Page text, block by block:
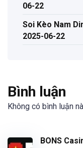
06-22
Soi Kèo Nam
2025-06-22
Bình luận
Không có bình luận
BONS